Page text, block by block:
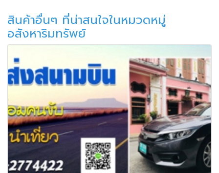
สินค้าอื่นๆ ที่น่าสนใจในหมวดหมู่
อสังหาริมทรัพย์